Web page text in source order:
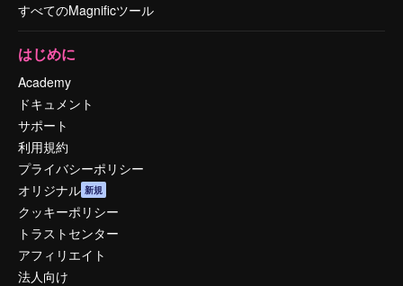
すべてのMagnificツール
はじめに
Academy
ドキュメント
サポート
利用規約
プライバシーポリシー
オリジナル 新規
クッキーポリシー
トラストセンター
アフィリエイト
法人向け